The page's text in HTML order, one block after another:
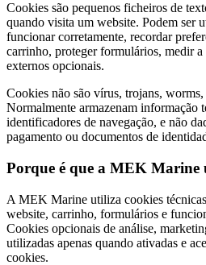
Cookies são pequenos ficheiros de
quando visita um website. Podem ser
funcionar corretamente, recordar
carrinho, proteger formulários, medir
externos opcionais.
Cookies não são vírus, trojans,
Normalmente armazenam informação
identificadores de navegação, e não
pagamento ou documentos de
Porque é que a MEK Marine
A MEK Marine utiliza cookies
website, carrinho, formulários e
Cookies opcionais de análise,
utilizadas apenas quando ativadas e
cookies.